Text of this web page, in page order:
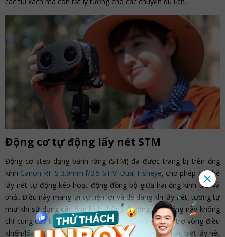
Động cơ tự động lấy nét STM
Động cơ step dạng bánh răng (STM) đã được trang bị trên ống
kính Canon RF-S 3.9mm f/3.5 STM Dual Fisheye, cho phép cơ chế
lấy nét tự động kép hoạt động đồng bộ giữa hai ống kính trái và
phải. Điều này mang lại sự tiện lợi và dễ dàng khi lấy nét, tương tự
như khi sử dụng các ống kính thông thường. Hệ thống này không
chỉ cung cấp khả năng lấy nét chính xác mà còn hỗ trợ vòng điều
khiển/lấy nét điện tử cùng công tắc điều chỉnh sự khác biệt lấy nét